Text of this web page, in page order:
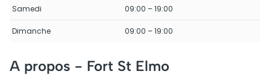
Samedi 09:00 – 19:00
Dimanche 09:00 – 19:00
A propos - Fort St Elmo